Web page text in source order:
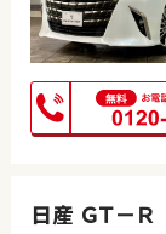
日産 ＧＴ－Ｒ